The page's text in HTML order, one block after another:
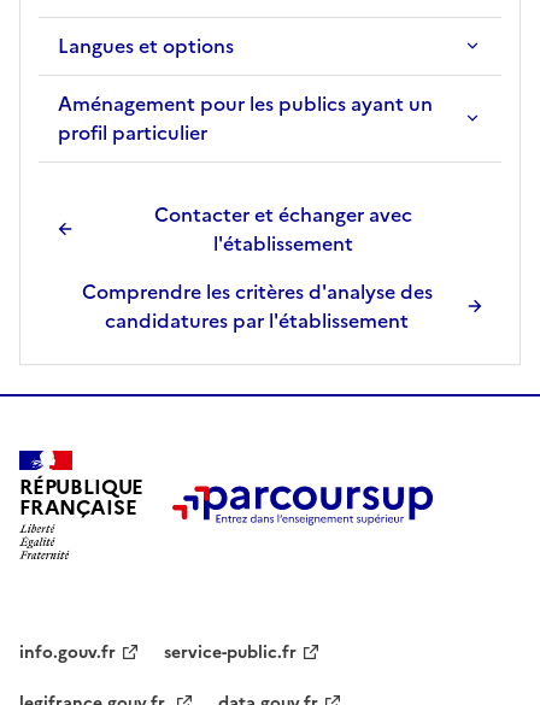
Langues et options
Aménagement pour les publics ayant un
profil particulier
Contacter et échanger avec
l'établissement
Comprendre les critères d'analyse des
candidatures par l'établissement
RÉPUBLIQUE
FRANÇAISE
info.gouv.fr
service-public.fr